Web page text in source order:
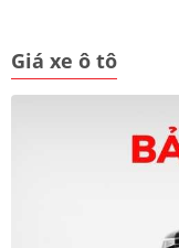
Giá xe ô tô